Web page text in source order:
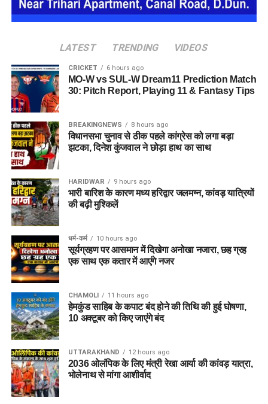
LATEST TRENDING VIDEOS
CRICKET 6 hours ago
MO-W vs SUL-W Dream11 Prediction Match
30: Pitch Report, Playing 11 & Fantasy Tips
BREAKINGNEWS 8 hours ago
विधानसभा चुनाव से ठीक पहले कांग्रेस को लगा बड़ा
झटका, दिनेश कुंजवाल ने छोड़ा हाथ का साथ
HARIDWAR 9 hours ago
भारी बारिश के कारण मध्य हरिद्वार जलमग्न, कांवड़ यात्रियों
की बढ़ी मुश्किलें
धर्म-कर्म 10 hours ago
सूर्यग्रहण पर आसमान में दिखेगा अनोखा नजारा, छह ग्रह
एक साथ एक कतार में आएंगे नजर
CHAMOLI 11 hours ago
हेमकुंड साहिब के कपाट बंद होने की तिथि की हुई घोषणा,
10 अक्टूबर को किए जाएंंगे बंद
UTTARAKHAND 12 hours ago
2036 ओलंपिक के लिए मंत्री रेखा आर्या की कांवड़ यात्रा,
भोलेनाथ से मांगा आशीर्वाद